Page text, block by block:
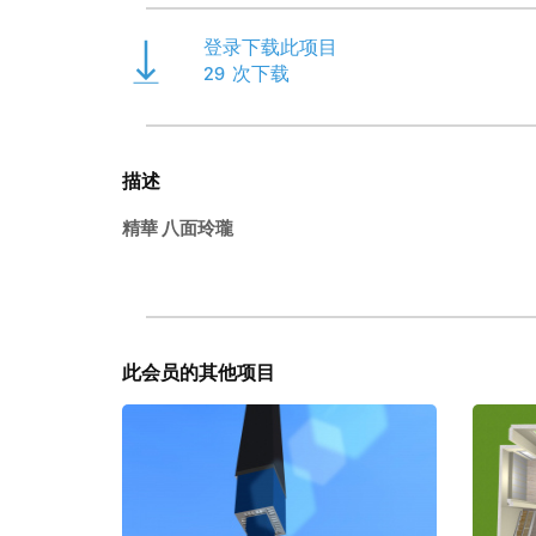
登录下载此项目
29 次下载
描述
精華 八面玲瓏
此会员的其他项目